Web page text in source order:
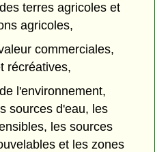
terres agricoles et
agricoles,
commerciales,
récréatives,
l'environnement,
sources d'eau, les
les sources
et les zones